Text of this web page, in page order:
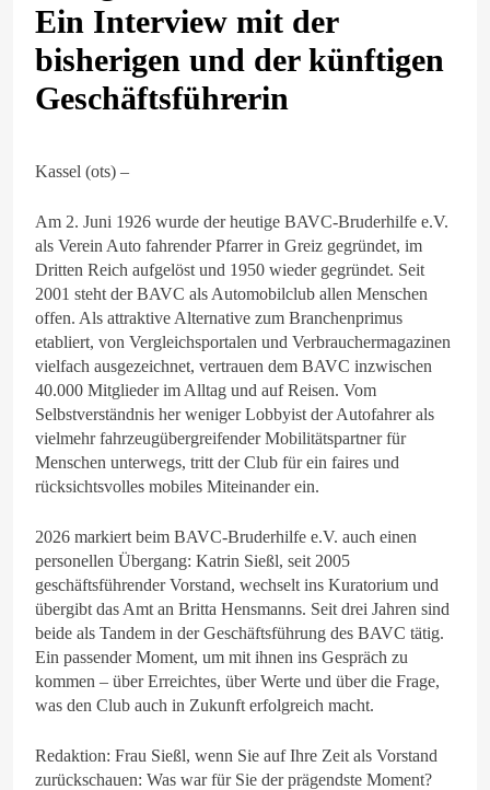
Ein Interview mit der
bisherigen und der künftigen
Geschäftsführerin
Kassel (ots) –
Am 2. Juni 1926 wurde der heutige BAVC-Bruderhilfe e.V.
als Verein Auto fahrender Pfarrer in Greiz gegründet, im
Dritten Reich aufgelöst und 1950 wieder gegründet. Seit
2001 steht der BAVC als Automobilclub allen Menschen
offen. Als attraktive Alternative zum Branchenprimus
etabliert, von Vergleichsportalen und Verbrauchermagazinen
vielfach ausgezeichnet, vertrauen dem BAVC inzwischen
40.000 Mitglieder im Alltag und auf Reisen. Vom
Selbstverständnis her weniger Lobbyist der Autofahrer als
vielmehr fahrzeugübergreifender Mobilitätspartner für
Menschen unterwegs, tritt der Club für ein faires und
rücksichtsvolles mobiles Miteinander ein.
2026 markiert beim BAVC-Bruderhilfe e.V. auch einen
personellen Übergang: Katrin Sießl, seit 2005
geschäftsführender Vorstand, wechselt ins Kuratorium und
übergibt das Amt an Britta Hensmanns. Seit drei Jahren sind
beide als Tandem in der Geschäftsführung des BAVC tätig.
Ein passender Moment, um mit ihnen ins Gespräch zu
kommen – über Erreichtes, über Werte und über die Frage,
was den Club auch in Zukunft erfolgreich macht.
Redaktion: Frau Sießl, wenn Sie auf Ihre Zeit als Vorstand
zurückschauen: Was war für Sie der prägendste Moment?